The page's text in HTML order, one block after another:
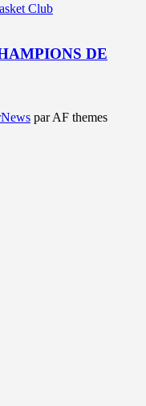
Club
DE
par AF themes